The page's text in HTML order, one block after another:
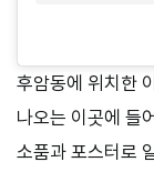
후암동에 위치한
나오는 이곳에 들
소품과 포스터로